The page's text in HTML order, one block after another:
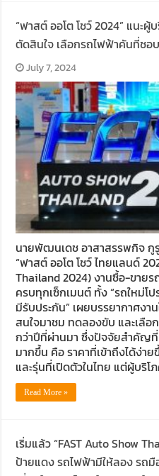
“ฟาสต์ ออโต โชว์ 2024” แนะ
ตัดสินใจ เลือกรถไฟฟ้าคันที่ชอ
July 7, 2024
นายพัฒนเดช อาสาสรรพกิจ กู
“ฟาสต์ ออโต โชว์ ไทยแลนด์
Thailand 2024) งานซื้อ-ขาย
ครบทุกเซ็กเมนต์ ทั้ง “รถใหม่โ
มีรับประกัน” เผยบรรยากาศงา
สนใจมาชม ทดลองขับ และเลือ
กว่าปีที่ผ่านมา ซึ่งปัจจัยสำคัญ
มากขึ้น คือ ราคาที่เข้าถึงได้ง่
และรุ่นที่เปิดตัวในไทย แต่ผู้บริ
Read More »
เริ่มแล้ว “FAST Auto Show
ป้ายแดง รถไฟฟ้ามีให้ลอง รถ